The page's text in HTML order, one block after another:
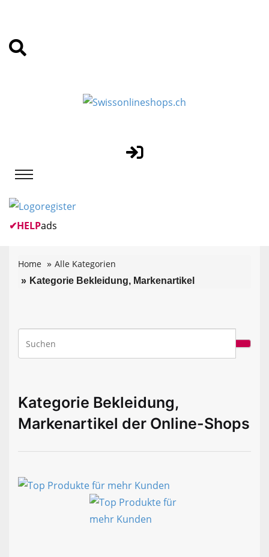
✔HELPads
Home Alle Kategorien
Kategorie Bekleidung, Markenartikel
Kategorie Bekleidung,
Markenartikel der Online-Shops